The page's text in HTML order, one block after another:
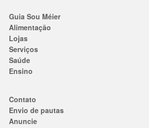
Guia Sou Méier
Alimentação
Lojas
Serviços
Saúde
Ensino
Contato
Envio de pautas
Anuncie